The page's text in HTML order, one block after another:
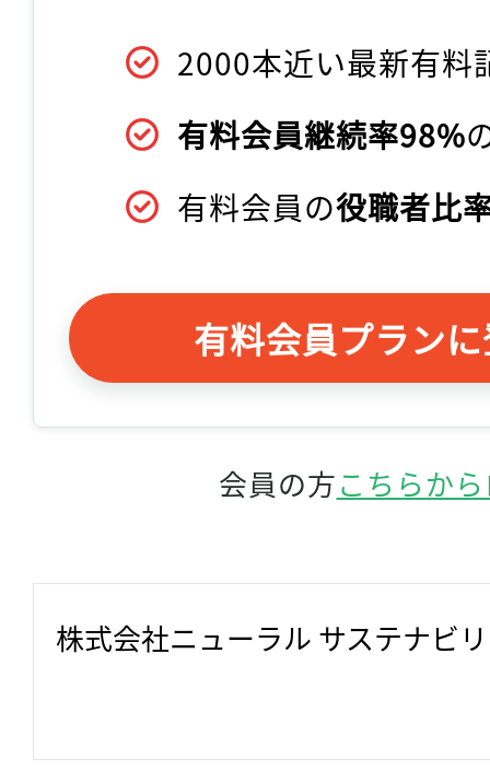
2000本近い最新有料
有料会員継続率98%
有料会員の役職者比
有料会員プラン
会員の方こちらか
株式会社ニューラル サステナビ